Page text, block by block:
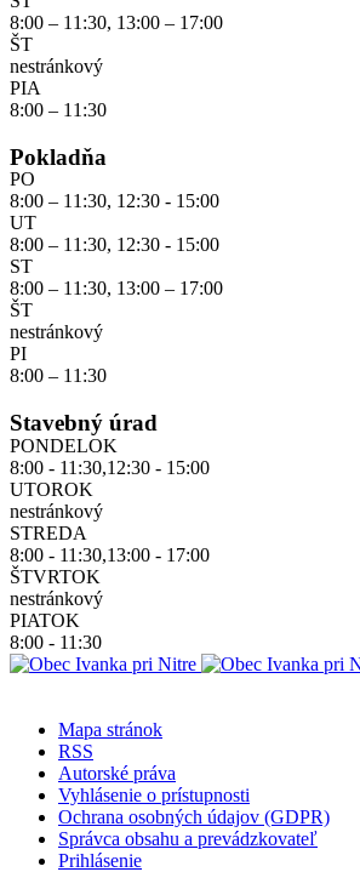
8:00 – 11:30, 13:00 – 17:00
ŠT
nestránkový
PIA
8:00 – 11:30
Pokladňa
PO
8:00 – 11:30, 12:30 - 15:00
UT
8:00 – 11:30, 12:30 - 15:00
ST
8:00 – 11:30, 13:00 – 17:00
ŠT
nestránkový
PI
8:00 – 11:30
Stavebný úrad
PONDELOK
8:00 - 11:30,12:30 - 15:00
UTOROK
nestránkový
STREDA
8:00 - 11:30,13:00 - 17:00
ŠTVRTOK
nestránkový
PIATOK
8:00 - 11:30
Mapa stránok
RSS
Autorské práva
Vyhlásenie o prístupnosti
Ochrana osobných údajov (GDPR)
Správca obsahu a prevádzkovateľ
Prihlásenie